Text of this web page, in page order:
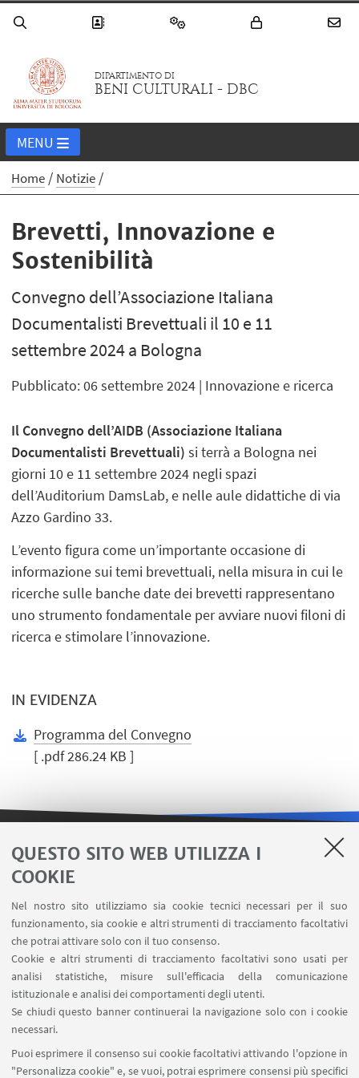
QUESTO SITO WEB UTILIZZA I
COOKIE
Nel nostro sito utilizziamo sia cookie tecnici necessari per il suo
funzionamento, sia cookie e altri strumenti di tracciamento facoltativi
che potrai attivare solo con il tuo consenso.
Cookie e altri strumenti di tracciamento facoltativi sono usati per
analisi statistiche, misure sull'efficacia della comunicazione
istituzionale e analisi dei comportamenti degli utenti.
Se chiudi questo banner continuerai la navigazione solo con i cookie
necessari.
Puoi esprimere il consenso sui cookie facoltativi attivando l'opzione in
"Personalizza cookie" e, se vuoi, potrai esprimere consensi più specifici
DIPARTIMENTO DI
BENI CULTURALI - DBC
MENU
Home Notizie
Brevetti, Innovazione e
Sostenibilità
Convegno dell’Associazione Italiana
Documentalisti Brevettuali il 10 e 11
settembre 2024 a Bologna
Pubblicato: 06 settembre 2024 | Innovazione e ricerca
Il Convegno dell’AIDB (Associazione Italiana
Documentalisti Brevettuali)si terrà a Bologna nei
giorni 10 e 11 settembre 2024 negli spazi
dell’Auditorium DamsLab, e nelle aule didattiche di via
Azzo Gardino 33.
L’evento figura come un’importante occasione di
informazione sui temi brevettuali, nella misura in cui le
ricerche sulle banche date dei brevetti rappresentano
uno strumento fondamentale per avviare nuovi filoni di
ricerca e stimolare l’innovazione.
IN EVIDENZA
Programma del Convegno
[ .pdf 286.24 KB ]
LINK UTILI
Area riservata
Carta dei servizi
SEGUI IL DIPARTIMENTO SU:
SEGUI UNIBO SU: